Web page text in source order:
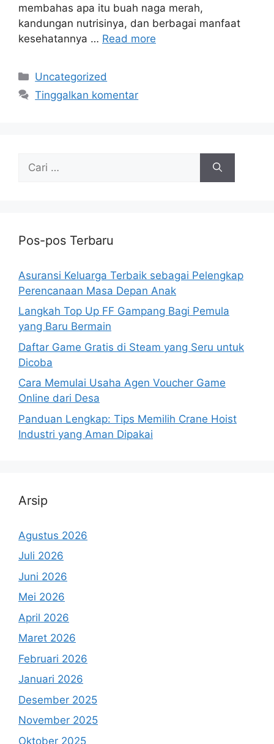
membahas apa itu buah naga merah,
kandungan nutrisinya, dan berbagai manfaat
kesehatannya … Read more
Kategori
Uncategorized
Tinggalkan komentar
untuk:
Pos-pos Terbaru
Asuransi Keluarga Terbaik sebagai Pelengkap
Perencanaan Masa Depan Anak
Langkah Top Up FF Gampang Bagi Pemula
yang Baru Bermain
Daftar Game Gratis di Steam yang Seru untuk
Dicoba
Cara Memulai Usaha Agen Voucher Game
Online dari Desa
Panduan Lengkap: Tips Memilih Crane Hoist
Industri yang Aman Dipakai
Arsip
Agustus 2026
Juli 2026
Juni 2026
Mei 2026
April 2026
Maret 2026
Februari 2026
Januari 2026
Desember 2025
November 2025
Oktober 2025